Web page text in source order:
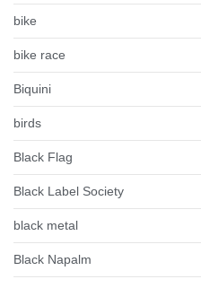
bike
bike race
Biquini
birds
Black Flag
Black Label Society
black metal
Black Napalm